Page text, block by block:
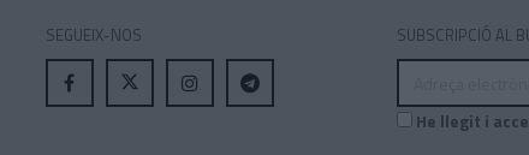
SEGUEIX-NOS SUBSCRIPCIÓ AL
Adreça
He llegit i